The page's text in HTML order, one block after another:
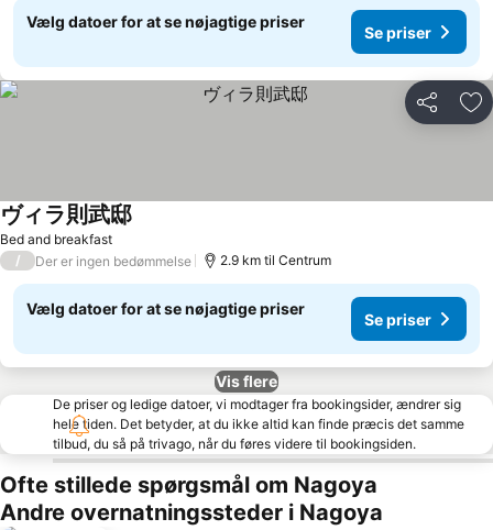
Vælg datoer for at se nøjagtige priser
Se priser
Del
Bed and breakfast
ヴィラ則武邸Se priser
/ Der er ingen bedømmelse 2.9 km til Centrum
Vælg datoer for at se nøjagtige priser
Se priser
Vis flere
De priser og ledige datoer, vi modtager fra bookingsider, ændrer sig
hele tiden. Det betyder, at du ikke altid kan finde præcis det samme
tilbud, du så på trivago, når du føres videre til bookingsiden.
Ofte stillede spørgsmål om Nagoya
Andre overnatningssteder i Nagoya